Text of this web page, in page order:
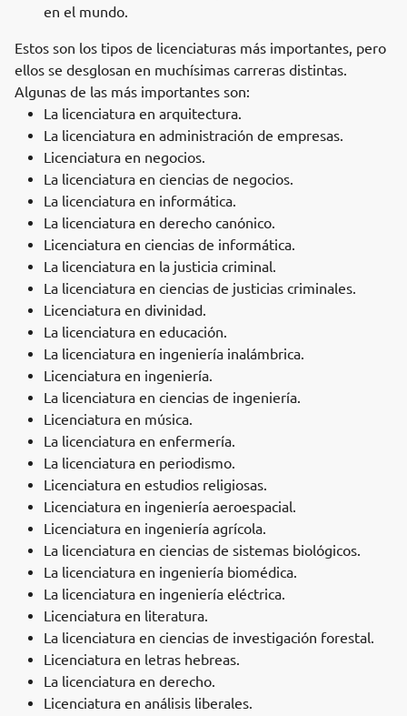
en el mundo.
Estos son los tipos de licenciaturas más importantes, pero
ellos se desglosan en muchísimas carreras distintas.
Algunas de las más importantes son:
La licenciatura en arquitectura.
La licenciatura en administración de empresas.
Licenciatura en negocios.
La licenciatura en ciencias de negocios.
La licenciatura en informática.
La licenciatura en derecho canónico.
Licenciatura en ciencias de informática.
La licenciatura en la justicia criminal.
La licenciatura en ciencias de justicias criminales.
Licenciatura en divinidad.
La licenciatura en educación.
La licenciatura en ingeniería inalámbrica.
Licenciatura en ingeniería.
La licenciatura en ciencias de ingeniería.
Licenciatura en música.
La licenciatura en enfermería.
La licenciatura en periodismo.
Licenciatura en estudios religiosas.
Licenciatura en ingeniería aeroespacial.
Licenciatura en ingeniería agrícola.
La licenciatura en ciencias de sistemas biológicos.
La licenciatura en ingeniería biomédica.
La licenciatura en ingeniería eléctrica.
Licenciatura en literatura.
La licenciatura en ciencias de investigación forestal.
Licenciatura en letras hebreas.
La licenciatura en derecho.
Licenciatura en análisis liberales.